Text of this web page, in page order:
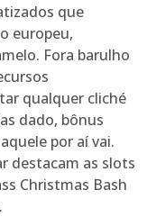
que
europeu,
Fora barulho
qualquer cliché
dado, bônus
por aí vai.
destacam as slots
Christmas Bash